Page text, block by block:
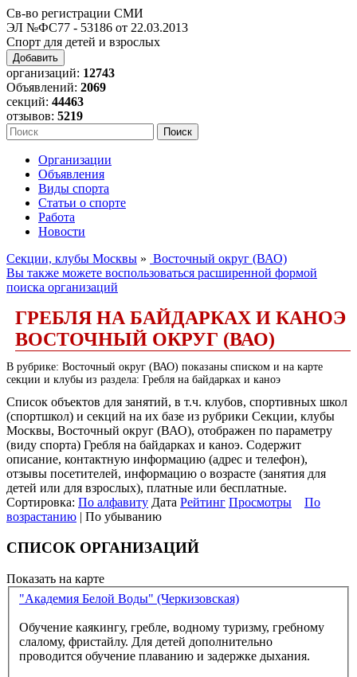
Св-во регистрации СМИ
ЭЛ №ФС77 - 53186 от 22.03.2013
Спорт для детей и взрослых
Добавить
организаций: 12743
Объявлений: 2069
секций: 44463
отзывов: 5219
Организации
Объявления
Виды спорта
Статьи о спорте
Работа
Новости
Секции, клубы Москвы » Восточный округ (ВАО)
Вы также можете воспользоваться расширенной формой
поиска организаций
ГРЕБЛЯ НА БАЙДАРКАХ И КАНОЭ
ВОСТОЧНЫЙ ОКРУГ (ВАО)
В рубрике: Восточный округ (ВАО) показаны списком и на карте
секции и клубы из раздела: Гребля на байдарках и каноэ
Список объектов для занятий, в т.ч. клубов, спортивных школ
(спортшкол) и секций на их базе из рубрики Секции, клубы
Москвы, Восточный округ (ВАО), отображен по параметру
(виду спорта) Гребля на байдарках и каноэ. Содержит
описание, контактную информацию (адрес и телефон),
отзывы посетителей, информацию о возрасте (занятия для
детей или для взрослых), платные или бесплатные.
Сортировка: По алфавиту Дата Рейтинг Просмотры
По
возрастанию | По убыванию
СПИСОК ОРГАНИЗАЦИЙ
Показать на карте
"Академия Белой Воды" (Черкизовская)
Обучение каякингу, гребле, водному туризму, гребному
слалому, фристайлу. Для детей дополнительно
проводится обучение плаванию и задержке дыхания.